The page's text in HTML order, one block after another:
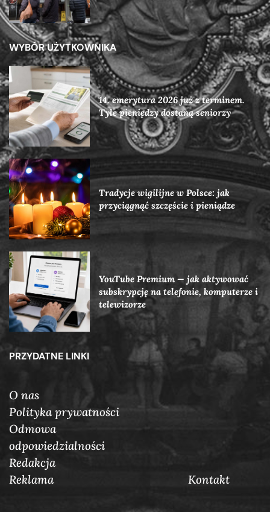
WYBÓR UŻYTKOWNIKA
14. emerytura 2026 już z terminem.
Tyle pieniędzy dostaną seniorzy
Tradycje wigilijne w Polsce: jak
przyciągnąć szczęście i pieniądze
YouTube Premium — jak aktywować
subskrypcję na telefonie, komputerze i
telewizorze
PRZYDATNE LINKI
O nas
Polityka prywatności
Odmowa
odpowiedzialności
Redakcja
Reklama
Кontakt